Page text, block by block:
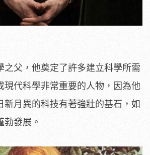
之父，他奠定了許多建立科學所需
現代科學非常重要的人物，因為他
新月異的科技有著強壯的基石，如
勃發展。